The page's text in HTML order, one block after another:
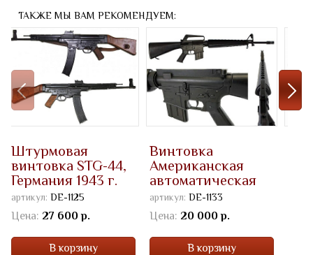
ТАКЖЕ МЫ ВАМ РЕКОМЕНДУЕМ:
Штурмовая
винтовка STG-44,
Германия 1943 г.
артикул: DE-1125
Цена: 27 600 р.
В корзину
Винтовка
Американская
автоматическая
M-16 (макет, ММГ)
артикул: DE-1133
Цена: 20 000 р.
В корзину